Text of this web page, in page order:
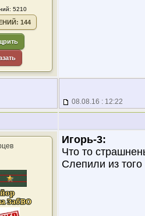
5210
144
08.08.16 : 12:22
Игорь-3:
Что то
Слепили из